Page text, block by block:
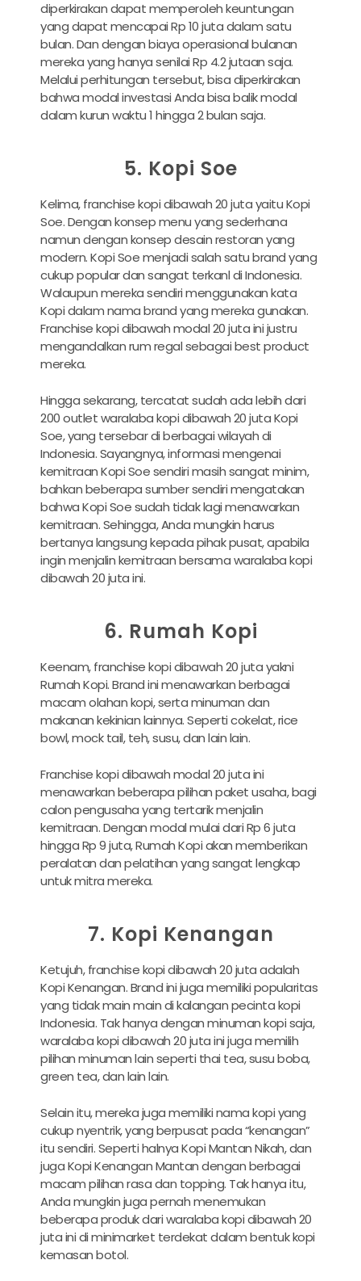
diperkirakan dapat memperoleh keuntungan
yang dapat mencapai Rp 10 juta dalam satu
bulan. Dan dengan biaya operasional bulanan
mereka yang hanya senilai Rp 4.2 jutaan saja.
Melalui perhitungan tersebut, bisa diperkirakan
bahwa modal investasi Anda bisa balik modal
dalam kurun waktu 1 hingga 2 bulan saja.
5. Kopi Soe
Kelima, franchise kopi dibawah 20 juta yaitu Kopi
Soe. Dengan konsep menu yang sederhana
namun dengan konsep desain restoran yang
modern. Kopi Soe menjadi salah satu brand yang
cukup popular dan sangat terkanl di Indonesia.
Walaupun mereka sendiri menggunakan kata
Kopi dalam nama brand yang mereka gunakan.
Franchise kopi dibawah modal 20 juta ini justru
mengandalkan rum regal sebagai best product
mereka.
Hingga sekarang, tercatat sudah ada lebih dari
200 outlet waralaba kopi dibawah 20 juta Kopi
Soe, yang tersebar di berbagai wilayah di
Indonesia. Sayangnya, informasi mengenai
kemitraan Kopi Soe sendiri masih sangat minim,
bahkan beberapa sumber sendiri mengatakan
bahwa Kopi Soe sudah tidak lagi menawarkan
kemitraan. Sehingga, Anda mungkin harus
bertanya langsung kepada pihak pusat, apabila
ingin menjalin kemitraan bersama waralaba kopi
dibawah 20 juta ini.
6. Rumah Kopi
Keenam, franchise kopi dibawah 20 juta yakni
Rumah Kopi. Brand ini menawarkan berbagai
macam olahan kopi, serta minuman dan
makanan kekinian lainnya. Seperti cokelat, rice
bowl, mock tail, teh, susu, dan lain lain.
Franchise kopi dibawah modal 20 juta ini
menawarkan beberapa pilihan paket usaha, bagi
calon pengusaha yang tertarik menjalin
kemitraan. Dengan modal mulai dari Rp 6 juta
hingga Rp 9 juta, Rumah Kopi akan memberikan
peralatan dan pelatihan yang sangat lengkap
untuk mitra mereka.
7. Kopi Kenangan
Ketujuh, franchise kopi dibawah 20 juta adalah
Kopi Kenangan. Brand ini juga memiliki popularitas
yang tidak main main di kalangan pecinta kopi
Indonesia. Tak hanya dengan minuman kopi saja,
waralaba kopi dibawah 20 juta ini juga memilih
pilihan minuman lain seperti thai tea, susu boba,
green tea, dan lain lain.
Selain itu, mereka juga memiliki nama kopi yang
cukup nyentrik, yang berpusat pada “kenangan”
itu sendiri. Seperti halnya Kopi Mantan Nikah, dan
juga Kopi Kenangan Mantan dengan berbagai
macam pilihan rasa dan topping. Tak hanya itu,
Anda mungkin juga pernah menemukan
beberapa produk dari waralaba kopi dibawah 20
juta ini di minimarket terdekat dalam bentuk kopi
kemasan botol.